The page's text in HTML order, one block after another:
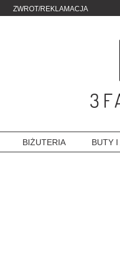
ZWROT/REKLAMACJA
BIŻUTERIA BUTY